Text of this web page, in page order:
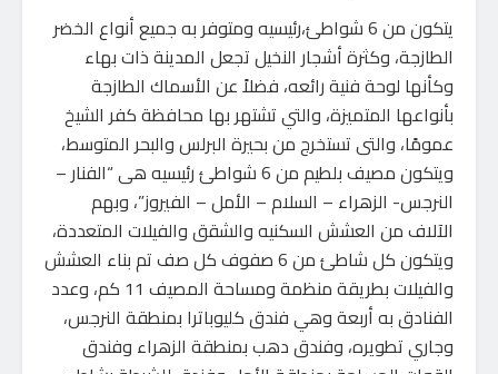
يتكون من 6 شواطئ،رئيسيه ومتوفر به جميع أنواع الخضر
الطازجة، وكثرة أشجار النخيل تجعل المدينة ذات بهاء
وكأنها لوحة فنية رائعه، فضلاً عن الأسماك الطازجة
بأنواعها المتميزة، والتي تشتهر بها محافظة كفر الشيخ
عمومًا، والتى تستخرج من بحيرة البرلس والبحر المتوسط،
ويتكون مصيف بلطيم من 6 شواطئ رئيسيه هى “الفنار –
النرجس- الزهراء – السلام – الأمل – الفيروز”، وبهم
الآلاف من العشش السكنيه والشقق والفيلات المتعددة،
ويتكون كل شاطئ من 6 صفوف كل صف تم بناء العشش
والفيلات بطريقة منظمة ومساحة المصيف 11 كم، وعدد
الفنادق به أربعة وهي فندق كليوباترا بمنطقة النرجس،
وجاري تطويره، وفندق دهب بمنطقة الزهراء وفندق